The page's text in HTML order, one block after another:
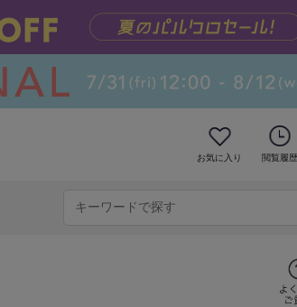
お気に入り 閲覧履歴